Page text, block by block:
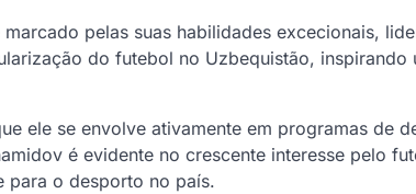
pelas suas habilidades excecionais,
do futebol no Uzbequistão, inspirando
ele se envolve ativamente em programas de
é evidente no crescente interesse pelo
para o desporto no país.